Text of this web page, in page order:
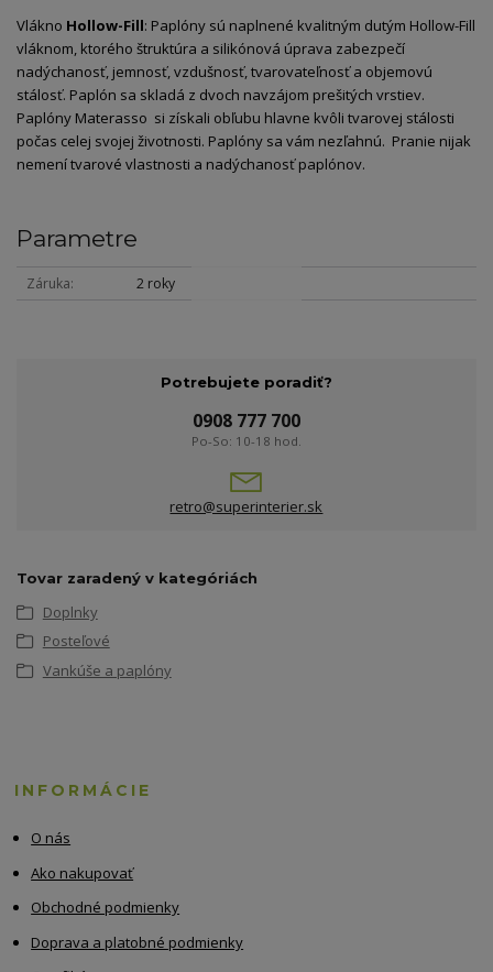
Vlákno Hollow-Fill: Paplóny sú naplnené kvalitným dutým Hollow-Fill
vláknom, ktorého štruktúra a silikónová úprava zabezpečí
nadýchanosť, jemnosť, vzdušnosť, tvarovateľnosť a objemovú
stálosť. Paplón sa skladá z dvoch navzájom prešitých vrstiev.
Paplóny Materasso si získali obľubu hlavne kvôli tvarovej stálosti
počas celej svojej životnosti. Paplóny sa vám nezľahnú. Pranie nijak
nemení tvarové vlastnosti a nadýchanosť paplónov.
Parametre
Záruka 2 roky
Potrebujete poradiť?
0908 777 700
Po-So: 10-18 hod.
retro@superinterier.sk
Tovar zaradený v kategóriách
Doplnky
Posteľové
Vankúše a paplóny
INFORMÁCIE
O nás
Ako nakupovať
Obchodné podmienky
Doprava a platobné podmienky